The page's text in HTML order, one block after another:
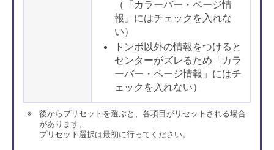
（「カラーバー・ページ情
報」にはチェックを入れな
い）
トンボ以外の情報をつけると
センターがズレるため「カラ
ーバー・ページ情報」にはチ
ェックを入れない）
後からプリセットを選ぶと、各項目がリセットされる場合
があります。
プリセット選択は最初に行ってください。